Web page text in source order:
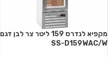
מקפיא לנדרס ‏159 ‏ליטר צר לבן דגם
SS-D159WAC/W